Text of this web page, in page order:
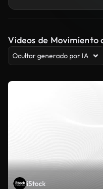
Videos de Movimiento
Ocultar generado por IA
iStock